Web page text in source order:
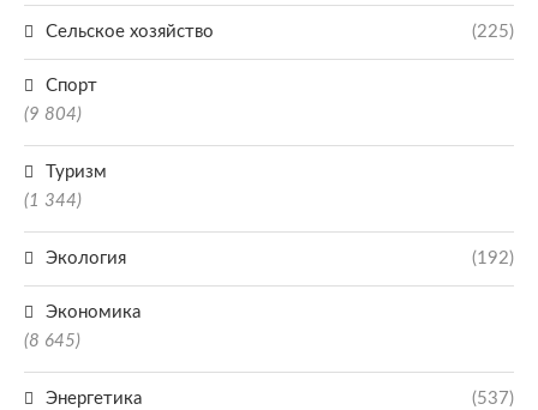
Сельское хозяйство (225)
Спорт
(9 804)
Туризм
(1 344)
Экология (192)
Экономика
(8 645)
Энергетика (537)